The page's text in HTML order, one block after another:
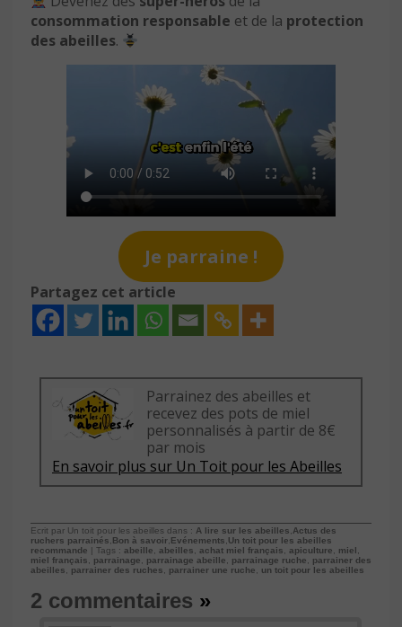
consommation responsable et de la protection
des abeilles.
Je parraine !
Partagez cet article
Parrainez des abeilles et
recevez des pots de miel
personnalisés à partir de 8€
par mois
En savoir plus sur Un Toit pour les Abeilles
Ecrit par Un toit pour les abeilles dans : A lire sur les abeilles,Actus des
ruchers parrainés,Bon à savoir,Evénements,Un toit pour les abeilles
recommande | Tags : abeille, abeilles, achat miel français, apiculture, miel,
miel français, parrainage, parrainage abeille, parrainage ruche, parrainer des
abeilles, parrainer des ruches, parrainer une ruche, un toit pour les abeilles
2 commentaires »